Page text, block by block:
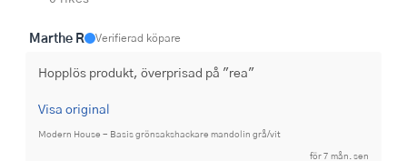
Marthe R Verifierad köpare
Hopplös produkt, överprisad på "rea"
Visa original
Modern House - Basis grönsakshackare mandolin grå/vit
för 7 mån. sen